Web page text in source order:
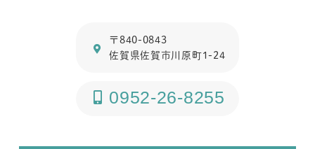
〒840-0843
佐賀県佐賀市川原町1-24
0952-26-8255